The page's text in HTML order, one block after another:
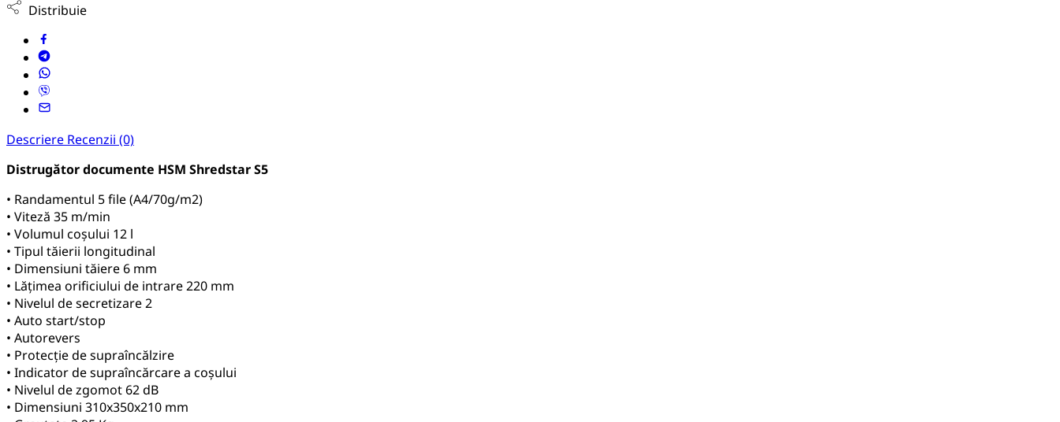
Distribuie
Descriere Recenzii (0)
Distrugător documente HSM Shredstar S5
• Randamentul 5 file (А4/70g/m2)
• Viteză 35 m/min
• Volumul coșului 12 l
• Tipul tăierii longitudinal
• Dimensiuni tăiere 6 mm
• Lățimea orificiului de intrare 220 mm
• Nivelul de secretizare 2
• Auto start/stop
• Autorevers
• Protecție de supraîncălzire
• Indicator de supraîncărcare a coșului
• Nivelul de zgomot 62 dB
• Dimensiuni 310x350x210 mm